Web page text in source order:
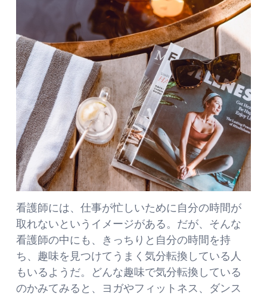
看護師には、仕事が忙しいために自分の時間が
取れないというイメージがある。だが、そんな
看護師の中にも、きっちりと自分の時間を持
ち、趣味を見つけてうまく気分転換している人
もいるようだ。どんな趣味で気分転換している
のかみてみると、ヨガやフィットネス、ダンス